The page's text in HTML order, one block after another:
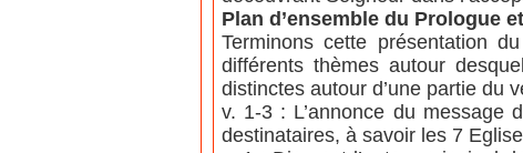
Plan d’ensemble du Prologue
Terminons cette présentation
différents thèmes autour
distinctes autour d’une partie du
v. 1-3 : L’annonce du message
destinataires, à savoir les 7